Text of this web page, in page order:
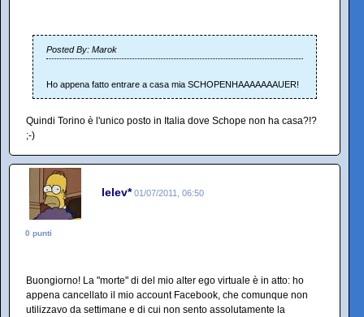
Posted By: Marok
Ho appena fatto entrare a casa mia SCHOPENHAAAAAAAUER!
Quindi Torino è l'unico posto in Italia dove Schope non ha casa?!?
;-)
lelev* 01/07/2011, 06:50
0 punti
Buongiorno! La "morte" di del mio alter ego virtuale è in atto: ho
appena cancellato il mio account Facebook, che comunque non
utilizzavo da settimane e di cui non sento assolutamente la